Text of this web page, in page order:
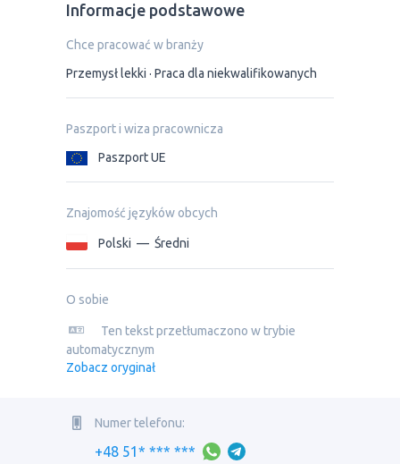
Informacje podstawowe
Chce pracować w branży
Przemysł lekki
Praca dla niekwalifikowanych
Paszport i wiza pracownicza
Paszport UE
Znajomość języków obcych
Polski — Średni
O sobie
Ten tekst przetłumaczono w trybie
automatycznym
Zobacz oryginał
Numer telefonu:
+48 51* *** ***